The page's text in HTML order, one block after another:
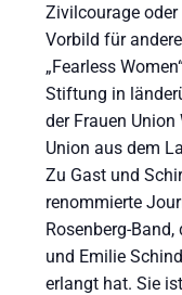
Zivilcourage
Vorbild für
„Fearless
Stiftung in
der Frauen
Union aus dem
Zu Gast und
renommierte
Rosenberg-
und Emilie
erlangt hat. Sie